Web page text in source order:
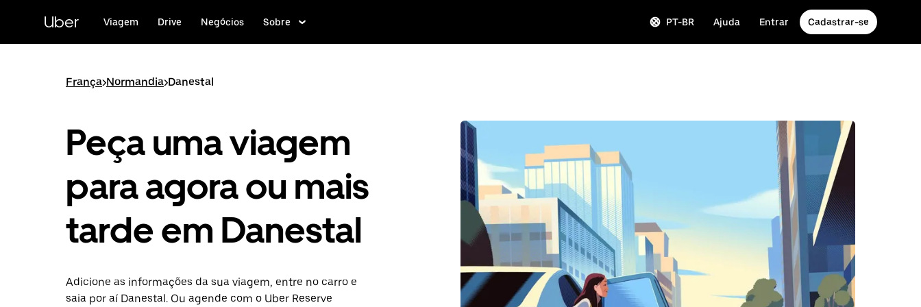
conteúdo
Uber Viagem Drive Negócios Sobre PT-BR Ajuda Entrar Cadastrar-se
França>Normandia>Danestal
Peça uma viagem
para agora ou mais
tarde em Danestal
Adicione as informações da sua viagem, entre no carro e
saia por aí Danestal. Ou agende com o Uber Reserve